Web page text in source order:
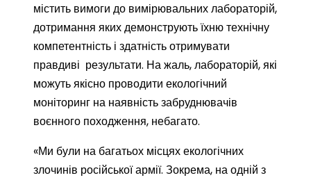
містить вимоги до вимірювальних лабораторій,
дотримання яких демонструють їхню технічну
компетентність і здатність отримувати
правдиві результати. На жаль, лабораторій, які
можуть якісно проводити екологічний
моніторинг на наявність забруднювачів
воєнного походження, небагато.
«Ми були на багатьох місцях екологічних
злочинів російської армії. Зокрема, на одній з